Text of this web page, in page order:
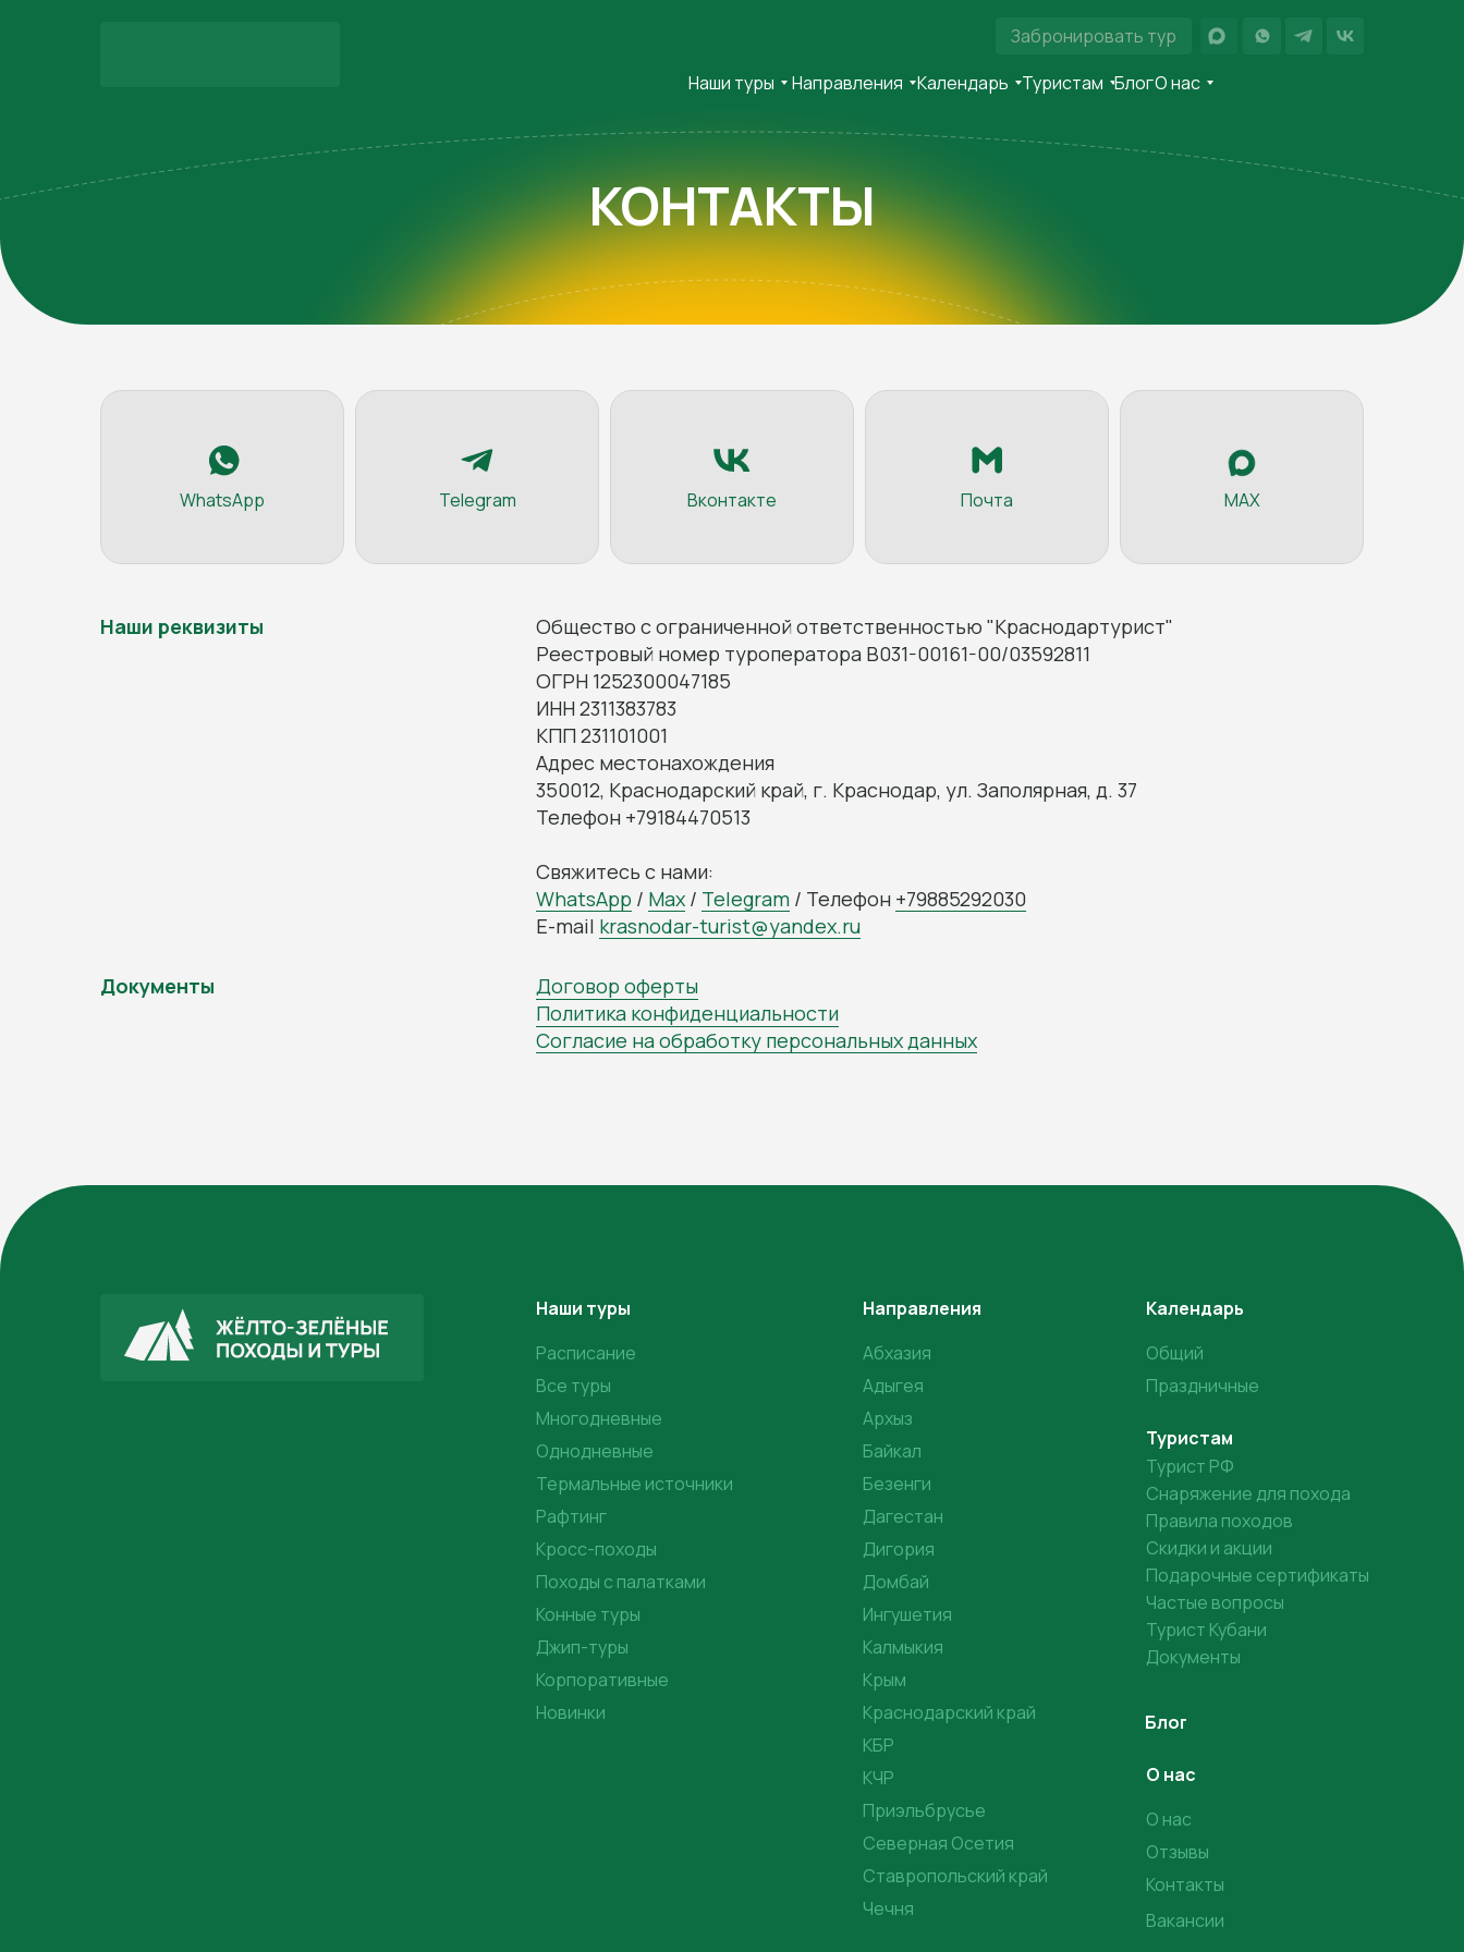
Забронировать тур
Наши туры
Направления Календарь Туристам БлогО нас
КОНТАКТЫ
MAX
Почта
Telegram Вконтакте
WhatsApp
Наши реквизиты
Общество с ограниченной ответственностью "Краснодартурист"
Реестровый номер туроператора В031-00161-00/03592811
ОГРН 1252300047185
ИНН 2311383783
КПП 231101001
Адрес местонахождения
350012, Краснодарский край, г. Краснодар, ул. Заполярная, д. 37
Телефон +79184470513
Свяжитесь с нами:
WhatsApp / Max / Telegram / Телефон +79885292030
E-mail krasnodar-turist@yandex.ru
Документы
Договор оферты
Политика конфиденциальности
Согласие на обработку персональных данных
Наши туры
Расписание
Все туры
Многодневные
Однодневные
Термальные источники
Рафтинг
Кросс-походы
Походы с палатками
Конные туры
Джип-туры
Снаряжение для похода
Правила походов
Скидки и акции
Подарочные сертификаты
Частые вопросы
Документы
Турист Кубани
Турист РФ
Туристам
Корпоративные
Новинки
Крым
Калмыкия
Ингушетия
Домбай
Дигория
Дагестан
Безенги
Общий
Праздничные
Календарь
Байкал
Архыз
Адыгея
Абхазия
Контакты
Вакансии
Отзывы
О нас
О нас
Краснодарский край
КБР
КЧР
Приэльбрусье
Северная Осетия
Чечня
Ставропольский край
Направления
Блог